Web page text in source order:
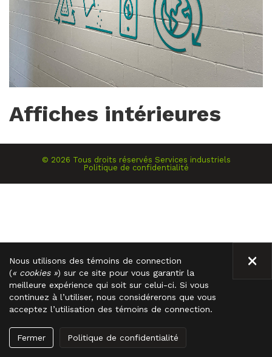
Affiches intérieures
© 2026 Tous droits réservés Services industriels
Politique de confidentialité
Nous utilisons des témoins de connection
(« cookies ») sur ce site pour vous garantir la
meilleure expérience qui soit sur celui-ci. Si vous
continuez à l’utiliser, nous considérerons que vous
acceptez l’utilisation des témoins de connection.
Fermer Politique de confidentialité